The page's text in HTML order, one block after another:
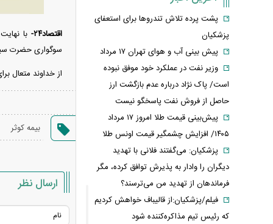
اقتصاد۲۴-
سوگواری حضرت
از خداوند متعال
بیمه کوثر
ارسال نظر
پشت پرده تلاش تندروها برای استعفای
پزشکیان
پیش بینی آب و هوای تهران ۱۷ مرداد
وزیر نفت در عملکرد خود موفق نبوده
است/ پاک نژاد درباره عدم بازگشت ارز
حاصل از فروش نفت پاسخگو نیست
پیش‌بینی قیمت طلا امروز ۱۷ مرداد
۱۴۰۵/ افزایش چشمگیر قیمت اونس طلا
پزشکیان: می‌گفتند فلانی با تهدید
دیگران را وادار به پذیرش توافق کرده، مگر
فرماندهان از تهدید من می‌ترسند؟
فیلم/پزشکیان:از قالیباف خواهش کردیم
که رئیس تیم مذاکره‌کننده شود